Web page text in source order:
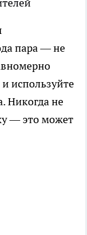
пара — не
используйте
Никогда не
— это может